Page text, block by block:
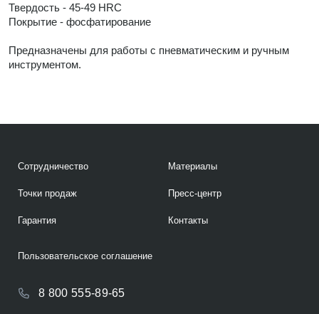
Твердость - 45-49 HRC
Покрытие - фосфатирование
Предназначены для работы с пневматическим и ручным
инструментом.
Сотрудничество
Точки продаж
Гарантия
Материалы
Пресс-центр
Контакты
8 800 555-89-65
Пользовательское соглашение